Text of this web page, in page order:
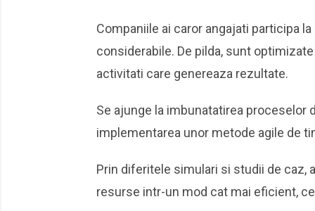
Companiile ai caror angajati participa
considerabile. De pilda, sunt
activitati care genereaza rezultate.
Se ajunge la imbunatatirea proceselor
implementarea unor metode agile de
Prin diferitele simulari si studii de caz,
resurse intr-un mod cat mai eficient,